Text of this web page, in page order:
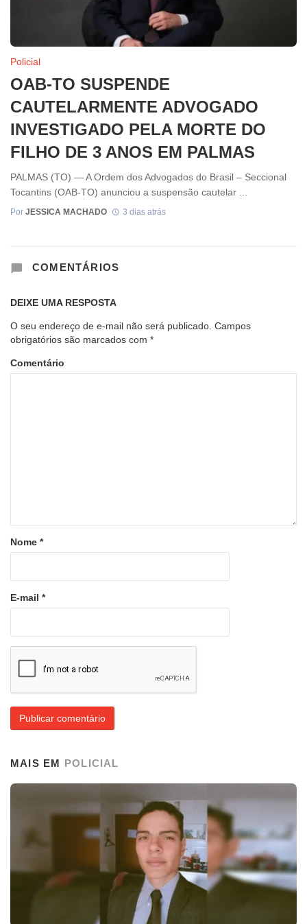
Policial
OAB-TO SUSPENDE
CAUTELARMENTE ADVOGADO
INVESTIGADO PELA MORTE DO
FILHO DE 3 ANOS EM PALMAS
PALMAS (TO) — A Ordem dos Advogados do Brasil – Seccional
Tocantins (OAB-TO) anunciou a suspensão cautelar ...
Por JESSICA MACHADO 3 dias atrás
COMENTÁRIOS
DEIXE UMA RESPOSTA
O seu endereço de e-mail não será publicado. Campos
obrigatórios são marcados com *
Comentário
Nome *
E-mail *
MAIS EM POLICIAL